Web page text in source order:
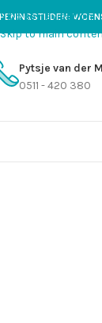
Skip to navigation
Skip to main
Pytsje van der
0511 - 420 380